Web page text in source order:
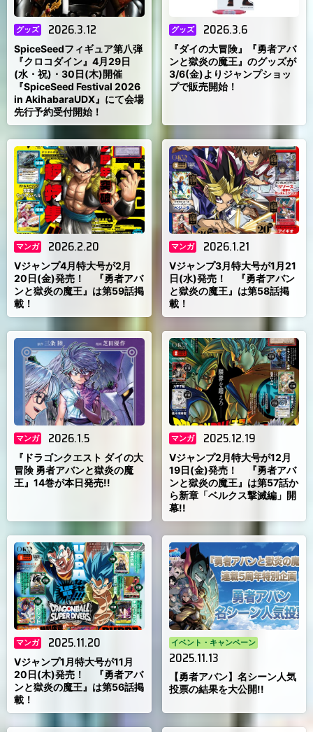
グッズ 2026.3.12
SpiceSeedフィギュア第八弾
『クロコダイン』4月29日
(水・祝)・30日(木)開催
『SpiceSeed Festival 2026
in AkihabaraUDX』にて会場
先行予約受付開始！
グッズ 2026.3.6
『ダイの大冒険』『勇者アバ
ンと獄炎の魔王』のグッズが
3/6(金)よりジャンプショッ
プで販売開始！
マンガ 2026.2.20
Vジャンプ4月特大号が2月
20日(金)発売！ 『勇者アバ
ンと獄炎の魔王』は第59話掲
載！
マンガ 2026.1.21
Vジャンプ3月特大号が1月21
日(水)発売！ 『勇者アバン
と獄炎の魔王』は第58話掲
載！
マンガ 2026.1.5
『ドラゴンクエスト ダイの大
冒険 勇者アバンと獄炎の魔
王』14巻が本日発売!!
マンガ 2025.12.19
Vジャンプ2月特大号が12月
19日(金)発売！ 『勇者アバ
ンと獄炎の魔王』は第57話か
ら新章「ベルクス撃滅編」開
幕!!
マンガ 2025.11.20
Vジャンプ1月特大号が11月
20日(木)発売！ 『勇者アバ
ンと獄炎の魔王』は第56話掲
載！
イベント・キャンペーン
2025.11.13
【勇者アバン】名シーン人気
投票の結果を大公開!!